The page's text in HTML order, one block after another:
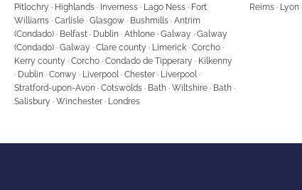
Pitlochry · Highlands · Inverness · Lago Ness · Fort
Williams · Carlisle · Glasgow · Bushmills · Antrim
(Condado) · Belfast · Dublin · Athlone · Galway · Galway
(Condado) · Galway · Clare county · Limerick · Corcho ·
Kerry county · Corcho · Condado de Tipperary · Kilkenny
· Dublin · Conwy · Liverpool · Chester · Liverpool ·
Stratford-upon-Avon · Cotswolds · Bath · Wiltshire · Bath ·
Salisbury · Winchester · Londres
Reims · Lyon